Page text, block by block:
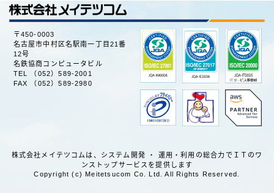
〒450-0003
名古屋市中村区名駅南一丁目21番
12号
名鉄協商コンピュータビル
TEL （052）589-2001
FAX （052）589-2980
株式会社メイテツコムは、システム開発 ・ 運用・利用の総合力でＩＴのワ
ンストップサービスを提供します
Copyright (c) Meitetsucom Co. Ltd. All Rights Reserved.